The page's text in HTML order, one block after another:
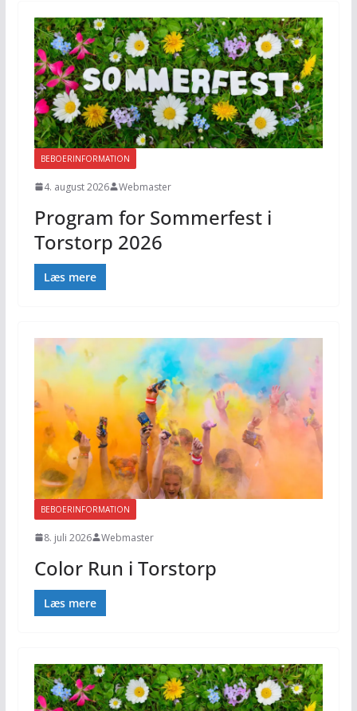
BEBOERINFORMATION
4. august 2026 Webmaster
Program for Sommerfest i
Torstorp 2026
Læs mere
BEBOERINFORMATION
8. juli 2026 Webmaster
Color Run i Torstorp
Læs mere